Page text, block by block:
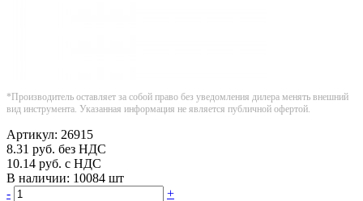
*Производитель оставляет за собой право без уведомления дилера менять внешний
вид инструмента. Указанная информация не является публичной офертой.
Артикул: 26915
8.31 руб. без НДС
10.14 руб. с НДС
В наличии: 10084 шт
-
+